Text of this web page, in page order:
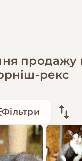
продажу
рекс
Фільтри